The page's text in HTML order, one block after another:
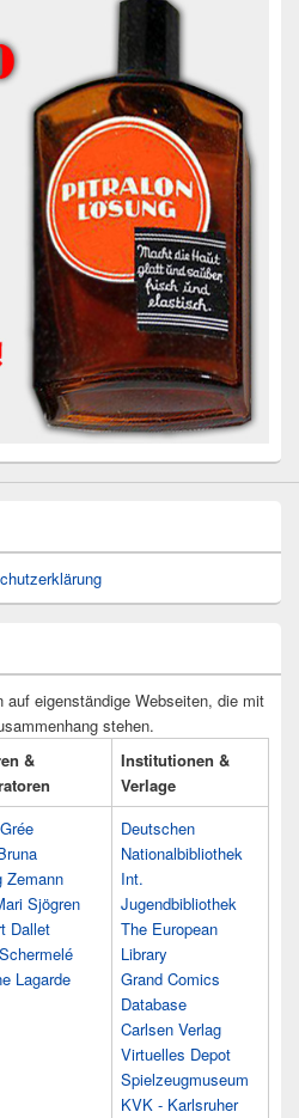
auf eigenständige Webseiten, die mit
stehen.
&
Institutionen &
Verlage
Zemann
Sjögren
Dallet
Lagarde
Deutschen
Nationalbibliothek
Int.
Jugendbibliothek
The European
Library
Grand Comics
Database
Carlsen Verlag
Virtuelles Depot
Spielzeugmuseum
KVK - Karlsruher